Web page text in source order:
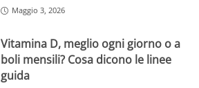
Maggio 3, 2026
Vitamina D, meglio ogni giorno o a
boli mensili? Cosa dicono le linee
guida